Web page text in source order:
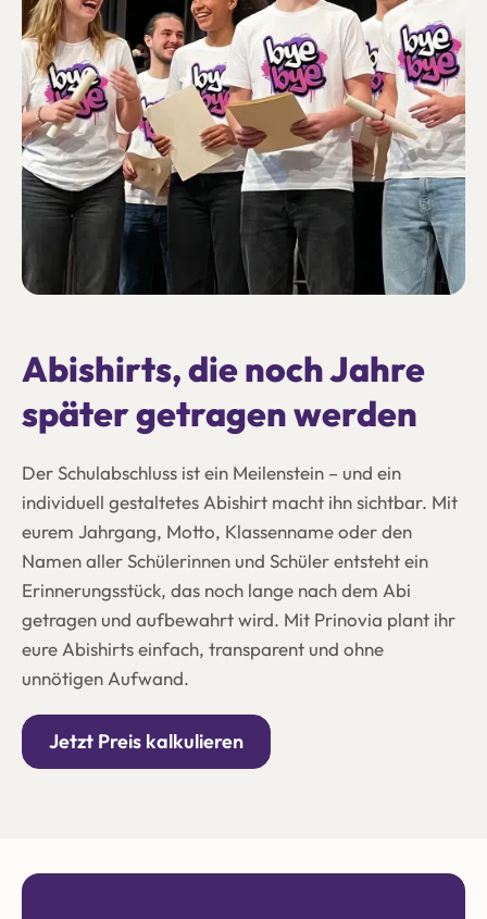
Abishirts, die noch Jahre
später getragen werden
Der Schulabschluss ist ein Meilenstein – und ein
individuell gestaltetes Abishirt macht ihn sichtbar. Mit
eurem Jahrgang, Motto, Klassenname oder den
Namen aller Schülerinnen und Schüler entsteht ein
Erinnerungsstück, das noch lange nach dem Abi
getragen und aufbewahrt wird. Mit Prinovia plant ihr
eure Abishirts einfach, transparent und ohne
unnötigen Aufwand.
Jetzt Preis kalkulieren